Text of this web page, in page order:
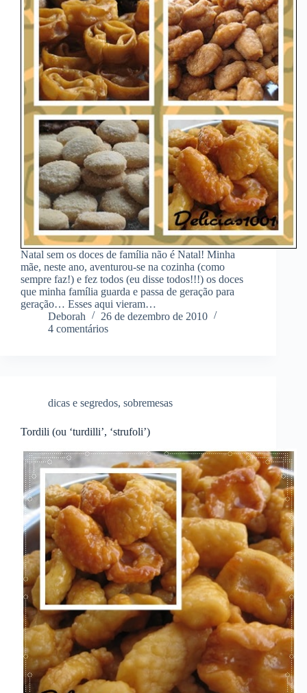
Natal sem os doces de família não é Natal! Minha
mãe, neste ano, aventurou-se na cozinha (como
sempre faz!) e fez todos (eu disse todos!!!) os doces
que minha família guarda e passa de geração para
geração… Esses aqui vieram…
Deborah
26 de dezembro de 2010
4 comentários
dicas e segredos, sobremesas
Tordili (ou ‘turdilli’, ‘strufoli’)